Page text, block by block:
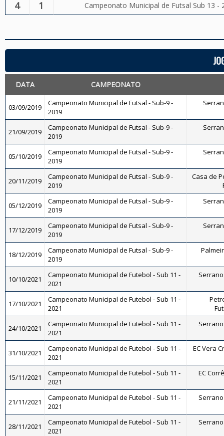
4 1 Campeonato Municipal de Futsal Sub 13 -
DATA CAMPEONATO
03/09/2019
Campeonato Municipal de Futsal - Sub-9 -
2019
21/09/2019
Campeonato Municipal de Futsal - Sub-9 -
2019
05/10/2019
Campeonato Municipal de Futsal - Sub-9 -
2019
20/11/2019
Campeonato Municipal de Futsal - Sub-9 -
2019
Casa de
05/12/2019
Campeonato Municipal de Futsal - Sub-9 -
2019
17/12/2019
Campeonato Municipal de Futsal - Sub-9 -
2019
18/12/2019
Campeonato Municipal de Futsal - Sub-9 -
2019
10/10/2021
Campeonato Municipal de Futebol - Sub 11 -
2021
Serrano
17/10/2021
Campeonato Municipal de Futebol - Sub 11 -
2021
24/10/2021
Campeonato Municipal de Futebol - Sub 11 -
2021
Serrano
31/10/2021
Campeonato Municipal de Futebol - Sub 11 -
2021
EC Vera
15/11/2021
Campeonato Municipal de Futebol - Sub 11 -
2021
EC
21/11/2021
Campeonato Municipal de Futebol - Sub 11 -
2021
Serrano
28/11/2021
Campeonato Municipal de Futebol - Sub 11 -
2021
Serrano